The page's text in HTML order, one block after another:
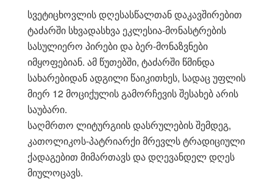
სვეტიცხოვლის დღესასწალთან დაკავშირებით
ტაძარში სხვადასხვა ეკლესია-მონასტრების
სასულიერო პირები და ბერ-მონაზვნები
იმყოფებიან. ამ წუთებში, ტაძარში წმინდა
სახარებიდან ადგილი წაიკითხეს, სადაც უფლის
მიერ 12 მოციქულის გამორჩევის შესახებ არის
საუბარი.
საღმრთო ლიტურგიის დასრულების შემდეგ,
კათოლიკოს-პატრიარქი მრევლს ტრადიციული
ქადაგებით მიმართავს და დღევანდელ დღეს
მიულოცავს.